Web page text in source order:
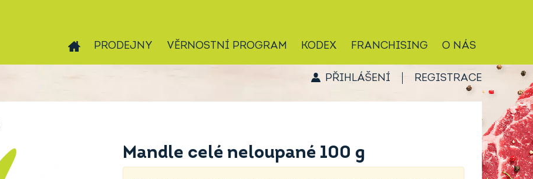
PRODEJNY VĚRNOSTNÍ PROGRAM KODEX FRANCHISING O NÁS
PŘIHLÁŠENÍ REGISTRACE
Mandle celé neloupané 100 g